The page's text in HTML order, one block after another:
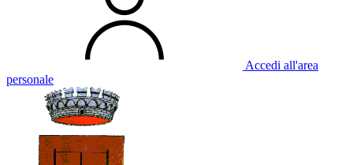
Accedi all'area
personale